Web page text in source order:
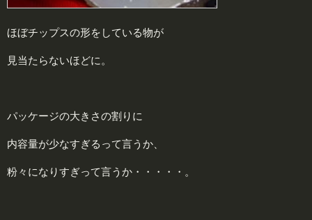
ほぼチップスの形をしている物が
見当たらないほどに。
パッケージの大きさの割りに
内容量が少なすぎるって言うか、
粉々になりすぎって言うか・・・・・。